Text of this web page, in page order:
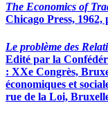
The Economics of
Chicago Press, 1962,
Le problème des
Edité par la
: XXe Congrès,
économiques et
rue de la Loi,